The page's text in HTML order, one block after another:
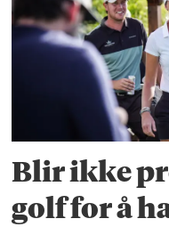
Blir ikke
golf for å